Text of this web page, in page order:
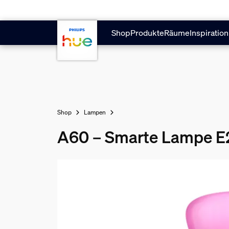
ShopProdukteRäumeInspiration
Shop Lampen
A60 – Smarte Lampe